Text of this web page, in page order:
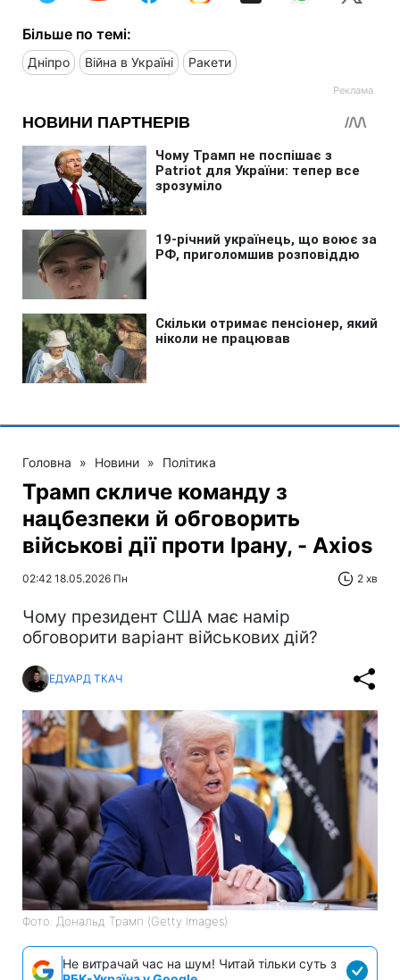
Більше по темі:
Дніпро Війна в Україні Ракети
Головна » Новини » Політика
Трамп скличе команду з
нацбезпеки й обговорить
військові дії проти Ірану, - Axios
02:42 18.05.2026 Пн 2 хв
Чому президент США має намір
обговорити варіант військових дій?
ЕДУАРД ТКАЧ
Фото: Дональд Трамп (Getty Images)
Не витрачай час на шум! Читай тільки суть з